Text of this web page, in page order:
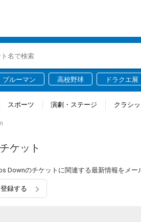
ブルーマン 高校野球 ドラクエ展
スポーツ 演劇・ステージ クラシ
ケット
Downのチケットに関連する最新情報をメー
録する